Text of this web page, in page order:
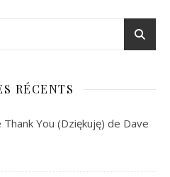
RÉCENTS
You (Dziękuję) de Dave